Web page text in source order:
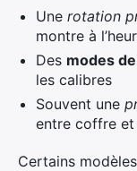
Une rotation
montre à
Des modes
les calibres
Souvent une
entre coffre
Certains